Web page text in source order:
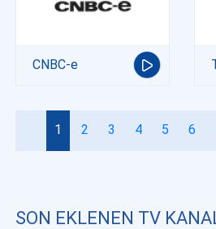
CNBC-e
1 2 3 4 5 6
SON EKLENEN TV